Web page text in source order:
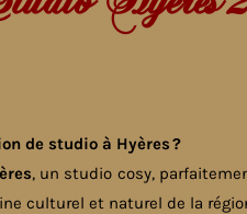
de studio à Hyères ?
, un studio cosy,
culturel et naturel de la